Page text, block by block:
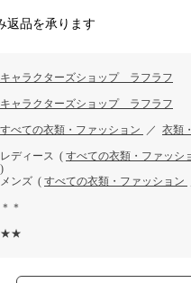
返品を承ります
キャラクターズショップ ラフラフ
キャラクターズショップ ラフラフ
すべての衣類・ファッション ／ 衣類
レディース ( すべての衣類・ファッシ
)
メンズ ( すべての衣類・ファッション
＊＊
★★